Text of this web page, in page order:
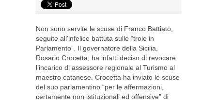
Non sono servite le scuse di Franco Battiato,
seguite all’infelice battuta sulle “troie in
Parlamento”. Il governatore della Sicilia,
Rosario Crocetta, ha infatti deciso di revocare
l’incarico di assessore regionale al Turismo al
maestro catanese. Crocetta ha inviato le scuse
del suo parlamentino “per le affermazioni,
certamente non istituzionali ed offensive” di